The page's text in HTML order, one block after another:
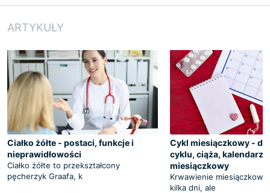
ARTYKUŁY
Ciałko żółte - postaci, funkcje i
nieprawidłowości
Ciałko żółte to przekształcony
pęcherzyk Graafa, k
Cykl miesiączkowy -
cyklu, ciąża,
miesiączkowy
Krwawienie
kilka dni, ale